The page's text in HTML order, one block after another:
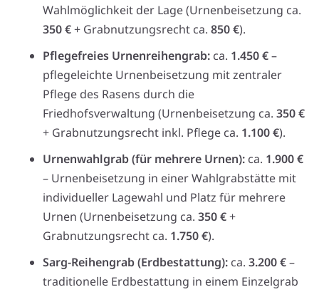
Wahlmöglichkeit der Lage (Urnenbeisetzung ca.
350 €+ Grabnutzungsrecht ca. 850 €).
Pflegefreies Urnenreihengrab: ca. 1.450 €–
pflegeleichte Urnenbeisetzung mit zentraler
Pflege des Rasens durch die
Friedhofsverwaltung (Urnenbeisetzung ca. 350 €
+ Grabnutzungsrecht inkl. Pflege ca. 1.100 €).
Urnenwahlgrab (für mehrere Urnen): ca. 1.900 €
– Urnenbeisetzung in einer Wahlgrabstätte mit
individueller Lagewahl und Platz für mehrere
Urnen (Urnenbeisetzung ca. 350 €+
Grabnutzungsrecht ca. 1.750 €).
Sarg-Reihengrab (Erdbestattung): ca. 3.200 €–
traditionelle Erdbestattung in einem Einzelgrab